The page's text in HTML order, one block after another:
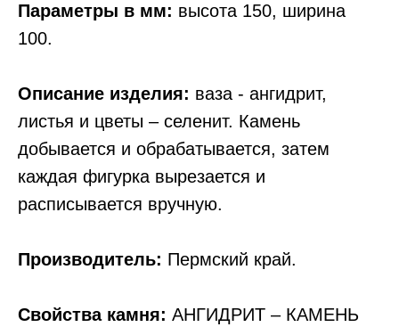
Параметры в мм: высота 150, ширина
100.
Описание изделия: ваза - ангидрит,
листья и цветы – селенит. Камень
добывается и обрабатывается, затем
каждая фигурка вырезается и
расписывается вручную.
Производитель: Пермский край.
Свойства камня: АНГИДРИТ – КАМЕНЬ